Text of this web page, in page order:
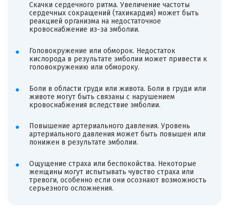
Скачки сердечного ритма. Увеличение частоты
сердечных сокращений (тахикардия) может быть
реакцией организма на недостаточное
кровоснабжение из-за эмболии.
Головокружение или обморок. Недостаток
кислорода в результате эмболии может привести к
головокружению или обмороку.
Боли в области груди или живота. Боли в груди или
животе могут быть связаны с нарушением
кровоснабжения вследствие эмболии.
Повышение артериального давления. Уровень
артериального давления может быть повышен или
понижен в результате эмболии.
Ощущение страха или беспокойства. Некоторые
женщины могут испытывать чувство страха или
тревоги, особенно если они осознают возможность
серьезного осложнения.